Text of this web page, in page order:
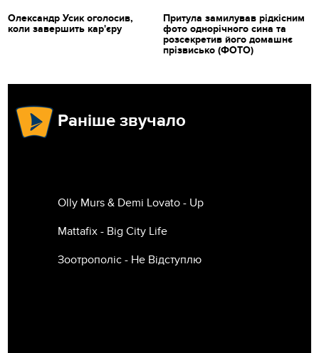
Олександр Усик оголосив,
коли завершить кар'єру
Притула замилував рідкісним
фото однорічного сина та
розсекретив його домашнє
прізвисько (ФОТО)
Раніше звучало
Olly Murs & Demi Lovato - Up
Mattafix - Big City Life
Зоотрополіс - Не Відступлю